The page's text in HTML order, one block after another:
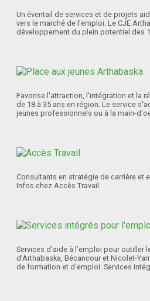
Un éventail de services et de projets
vers le marché de l'emploi. Le CJE
développement du plein potentiel des
Favorise l'attraction, l'intégration et la
de 18 à 35 ans en région. Le service
jeunes professionnels ou à la main-
Consultants en stratégie de carrière et
Infos chez Accès Travail
Services d’aide à l’emploi pour outiller
d’Arthabaska, Bécancour et Nicolet-
de formation et d’emploi. Services